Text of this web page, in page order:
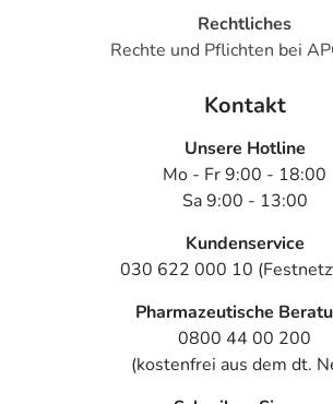
Rechtliches
Rechte und Pflichten bei
Kontakt
Unsere Hotline
Mo - Fr 9:00 - 18:00
Sa 9:00 - 13:00
Kundenservice
030 622 000 10
Pharmazeutische
0800 44 00 200
(kostenfrei aus dem dt.